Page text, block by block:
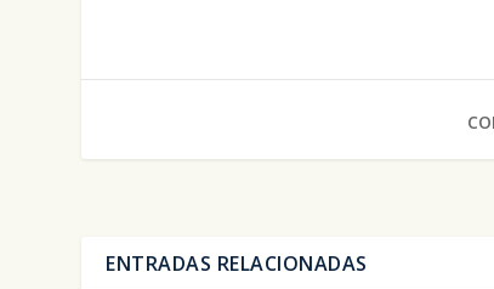
ENTRADAS RELACIONADAS